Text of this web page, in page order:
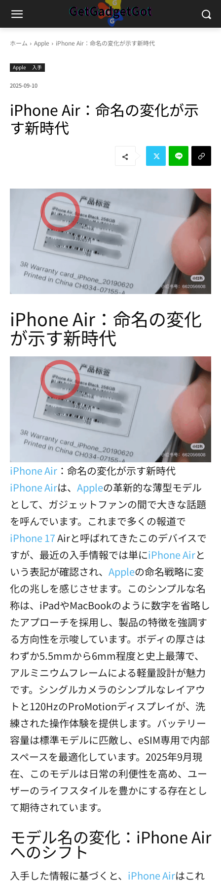
ホーム Apple iPhone Air：命名の変化が示す新時代
Apple 入手
2025-09-10
iPhone Air：命名の変化が示
す新時代
iPhone Air：命名の変化
が示す新時代
iPhone Air ：命名の変化が示す新時代
iPhone Airは、 Appleの革新的な薄型モデル
として、ガジェットファンの間で大きな話題
を呼んでいます。これまで多くの報道で
iPhone 17Airと呼ばれてきたこのデバイスで
すが、最近の入手情報では単にiPhone Airと
いう表記が確認され、 Appleの命名戦略に変
化の兆しを感じさせます。このシンプルな名
称は、iPadやMacBookのように数字を省略し
たアプローチを採用し、製品の特徴を強調す
る方向性を示唆しています。ボディの厚さは
わずか5.5mmから6mm程度と史上最薄で、
アルミニウムフレームによる軽量設計が魅力
です。シングルカメラのシンプルなレイアウ
トと120HzのProMotionディスプレイが、洗
練された操作体験を提供します。バッテリー
容量は標準モデルに匹敵し、eSIM専用で内部
スペースを最適化しています。2025年9月現
在、このモデルは日常の利便性を高め、ユー
ザーのライフスタイルを豊かにする存在とし
て期待されています。
モデル名の変化：iPhone Air
へのシフト
入手した情報に基づくと、 iPhone Airはこれ